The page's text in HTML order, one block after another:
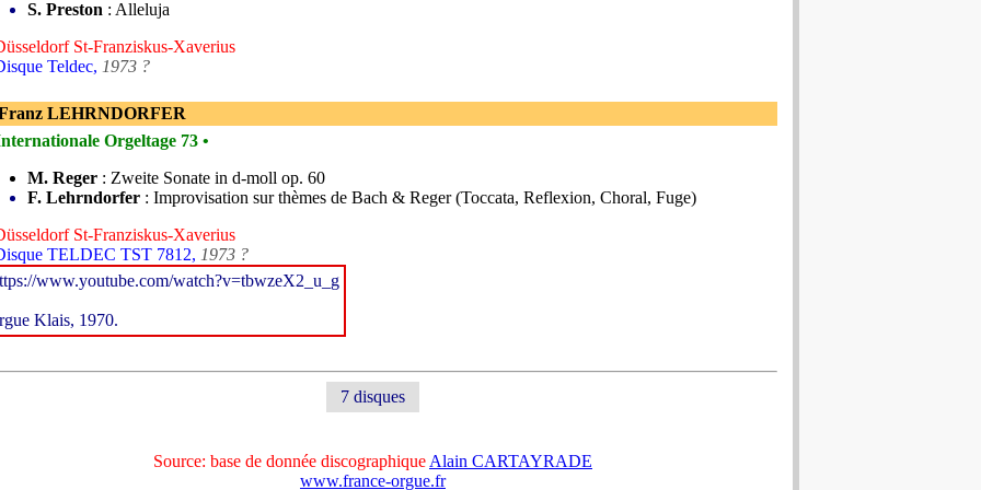
S. Preston : Alleluja
St-Franziskus-Xaverius
Teldec, 1973 ?
LEHRNDORFER
Orgeltage 73 •
M. Reger : Zweite Sonate in d-moll op. 60
F. Lehrndorfer : Improvisation sur thèmes de Bach & Reger (Toccata, Reflexion, Choral, Fuge)
St-Franziskus-Xaverius
TELDEC TST 7812, 1973 ?
www.youtube.com/watch?v=tbwzeX2_u_g
Klais, 1970.
7 disques
Source: base de donnée discographique Alain CARTAYRADE
www.france-orgue.fr